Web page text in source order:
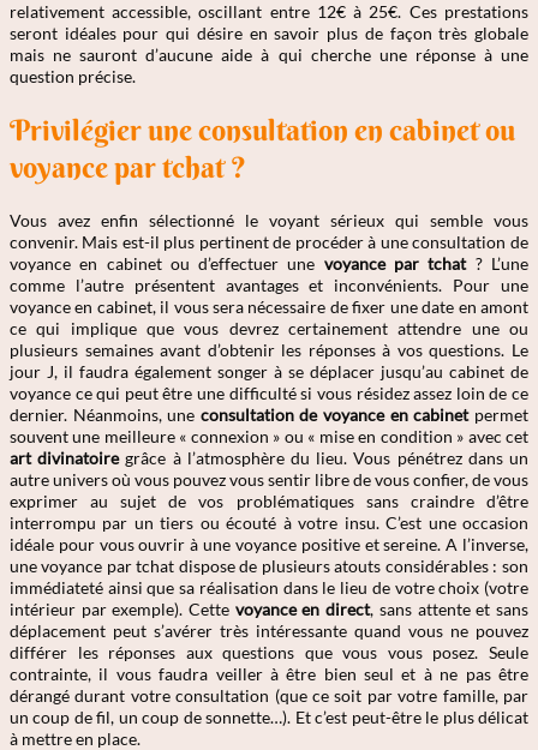
relativement accessible, oscillant entre 12€ à 25€. Ces prestations
seront idéales pour qui désire en savoir plus de façon très globale
mais ne sauront d’aucune aide à qui cherche une réponse à une
question précise.
Privilégier une consultation en cabinet ou
voyance par tchat ?
Vous avez enfin sélectionné le voyant sérieux qui semble vous
convenir. Mais est-il plus pertinent de procéder à une consultation de
voyance en cabinet ou d’effectuer une voyance par tchat? L’une
comme l’autre présentent avantages et inconvénients. Pour une
voyance en cabinet, il vous sera nécessaire de fixer une date en amont
ce qui implique que vous devrez certainement attendre une ou
plusieurs semaines avant d’obtenir les réponses à vos questions. Le
jour J, il faudra également songer à se déplacer jusqu’au cabinet de
voyance ce qui peut être une difficulté si vous résidez assez loin de ce
dernier. Néanmoins, une consultation de voyance en cabinetpermet
souvent une meilleure « connexion » ou « mise en condition » avec cet
art divinatoiregrâce à l’atmosphère du lieu. Vous pénétrez dans un
autre univers où vous pouvez vous sentir libre de vous confier, de vous
exprimer au sujet de vos problématiques sans craindre d’être
interrompu par un tiers ou écouté à votre insu. C’est une occasion
idéale pour vous ouvrir à une voyance positive et sereine. A l’inverse,
une voyance par tchat dispose de plusieurs atouts considérables : son
immédiateté ainsi que sa réalisation dans le lieu de votre choix (votre
intérieur par exemple). Cette voyance en direct, sans attente et sans
déplacement peut s’avérer très intéressante quand vous ne pouvez
différer les réponses aux questions que vous vous posez. Seule
contrainte, il vous faudra veiller à être bien seul et à ne pas être
dérangé durant votre consultation (que ce soit par votre famille, par
un coup de fil, un coup de sonnette…). Et c’est peut-être le plus délicat
à mettre en place.